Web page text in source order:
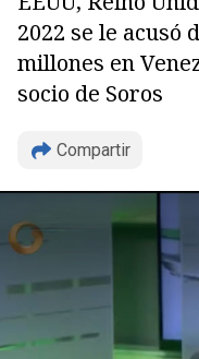
2022 se le acusó
millones en
socio de Soros
Compartir